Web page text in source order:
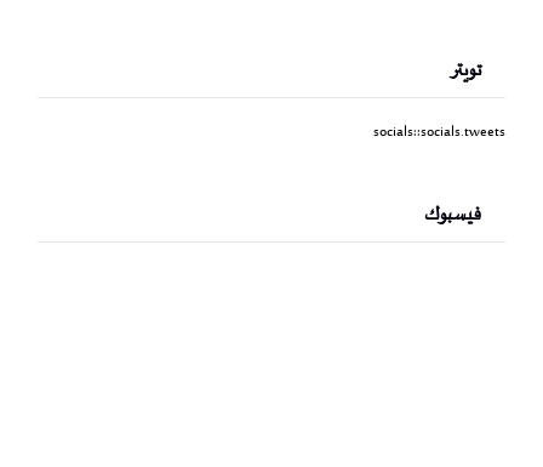
تويتر
socials::socials.tweets
فيسبوك